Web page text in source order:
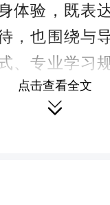
体验，既表
，也围绕与
、专业学习
就业指导等
点击查看全文
